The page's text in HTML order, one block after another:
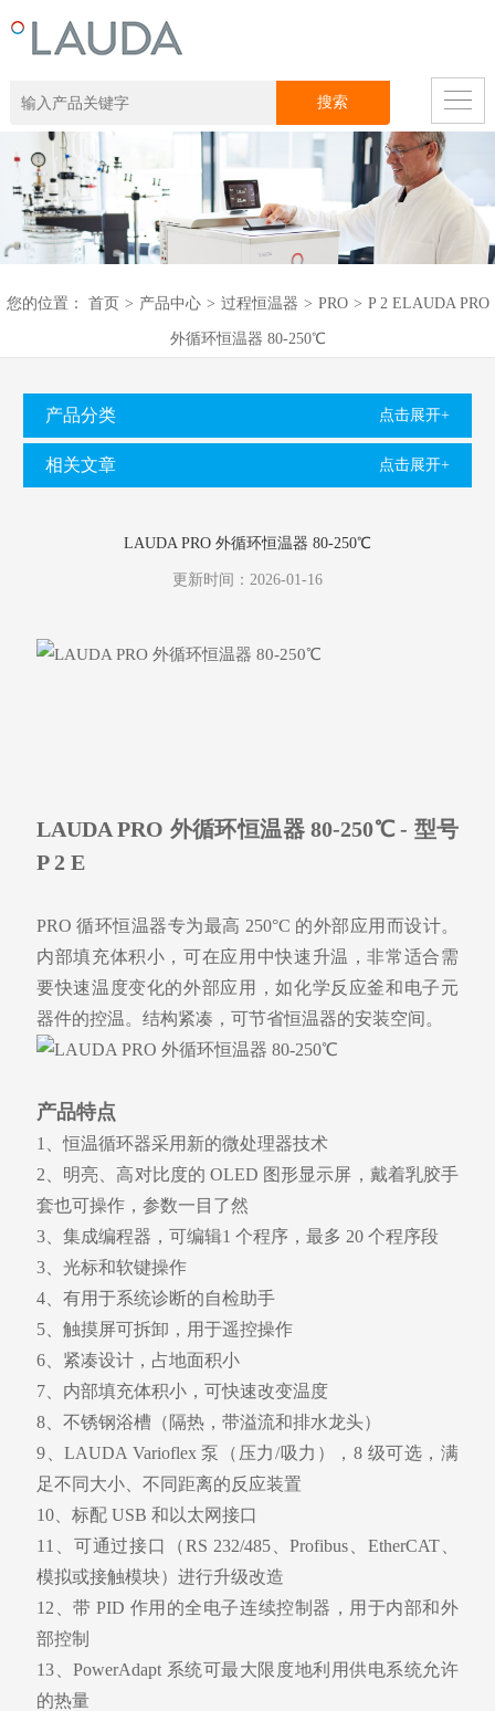
您的位置： 首页 > 产品中心 > 过程恒温器 > PRO > P 2 ELAUDA PRO
外循环恒温器 80-250℃
产品分类 点击展开+
相关文章 点击展开+
LAUDA PRO 外循环恒温器 80-250℃
更新时间：2026-01-16
LAUDA PRO 外循环恒温器 80-250℃- 型号
P 2 E
PRO 循环恒温器专为最高 250°C 的外部应用而设计。
内部填充体积小，可在应用中快速升温，非常适合需
要快速温度变化的外部应用，如化学反应釜和电子元
器件的控温。 结构紧凑，可节省恒温器的安装空间。
产品特点
1、恒温循环器采用新的微处理器技术
2、明亮、高对比度的 OLED 图形显示屏，戴着乳胶手
套也可操作，参数一目了然
3、集成编程器，可编辑1 个程序，最多 20 个程序段
3、光标和软键操作
4、有用于系统诊断的自检助手
5、触摸屏可拆卸，用于遥控操作
6、紧凑设计，占地面积小
7、内部填充体积小，可快速改变温度
8、不锈钢浴槽（隔热，带溢流和排水龙头）
9、LAUDA Varioflex 泵（压力/吸力），8 级可选，满
足不同大小、不同距离的反应装置
10、标配 USB 和以太网接口
11、可通过接口（RS 232/485、Profibus、EtherCAT、
模拟或接触模块）进行升级改造
12、带 PID 作用的全电子连续控制器，用于内部和外
部控制
13、PowerAdapt 系统可最大限度地利用供电系统允许
的热量